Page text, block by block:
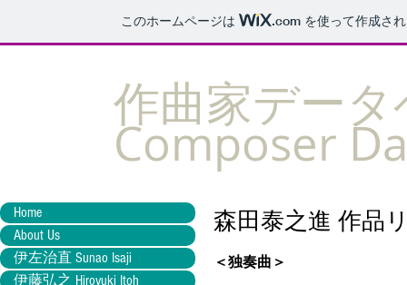
このホームページは .com を使って作成さ
作曲家デー
Composer
森田泰之進 作品
＜独奏曲＞
Home
About Us
伊左治直 Sunao Isaji
伊藤弘之 Hiroyuki Itoh